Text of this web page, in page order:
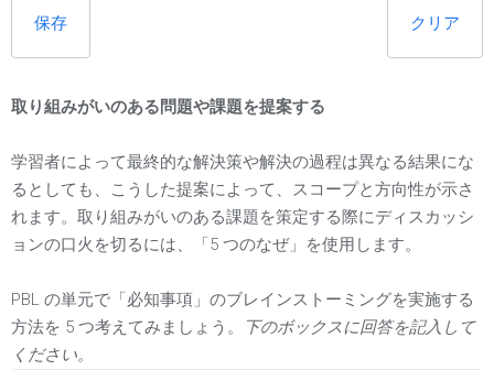
保存 クリア
取り組みがいのある問題や課題を提案する
学習者によって最終的な解決策や解決の過程は異なる結果にな
るとしても、こうした提案によって、スコープと方向性が示さ
れます。取り組みがいのある課題を策定する際にディスカッシ
ョンの口火を切るには、「5 つのなぜ」を使用します。
PBL の単元で「必知事項」のブレインストーミングを実施する
方法を 5 つ考えてみましょう。
下のボックスに回答を記入して
ください。